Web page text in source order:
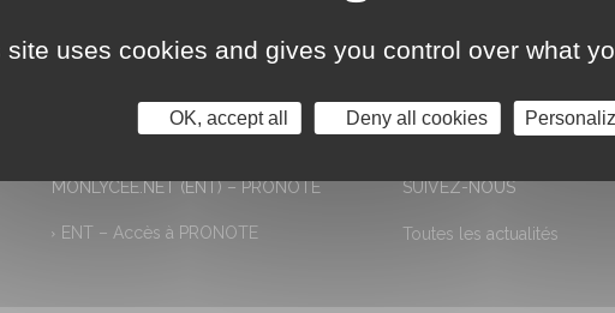
MONLYCEE.NET (ENT) – PRONOTE
ENT – Accès à PRONOTE
SUIVEZ-NOUS
Toutes les actualités
site uses cookies and gives you control over what
OK, accept all Deny all cookies